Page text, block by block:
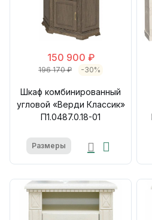
150 900 ₽
196 170 ₽ -30%
Шкаф комбинированный
угловой «Верди Классик»
П1.0487.0.18-01
Размеры